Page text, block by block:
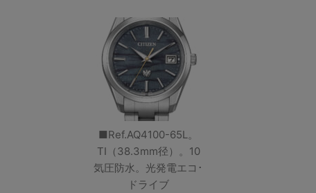
■Ref.AQ4100-65L。
TI（38.3mm径）。10
気圧防水。光発電エコ･
ドライブ